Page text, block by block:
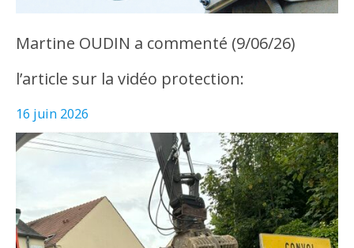
Martine OUDIN a commenté (9/06/26)
l’article sur la vidéo protection:
16 juin 2026